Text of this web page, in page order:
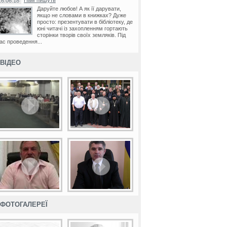
Даруйте любов! А як її дарувати,
якщо не словами в книжках? Дуже
просто: презентувати в бібліотеку, де
юні читачі із захопленням гортають
сторінки творів своїх земляків. Під
проведення...
ВІДЕО
ФОТОГАЛЕРЕЇ